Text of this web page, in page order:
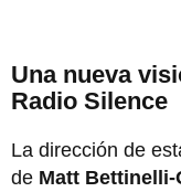
Una nueva
Radio Silence
La dirección de
de Matt